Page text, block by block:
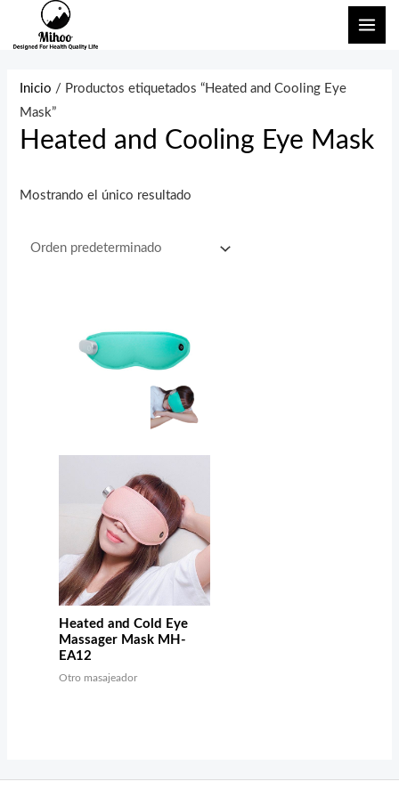
Inicio / Productos etiquetados “Heated and Cooling Eye
Mask”
Heated and Cooling Eye Mask
Mostrando el único resultado
Heated and Cold Eye
Massager Mask MH-
EA12
Otro masajeador